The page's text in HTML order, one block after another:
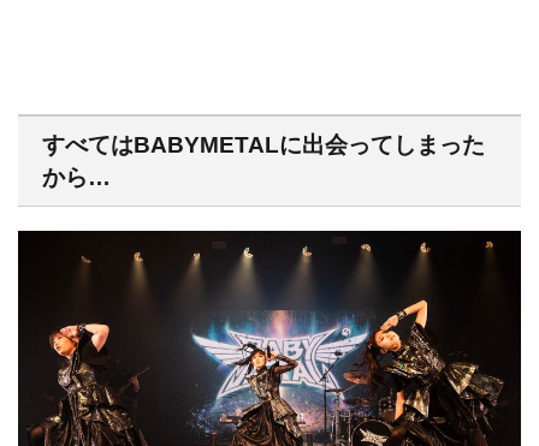
すべてはBABYMETALに出会ってしまった
から…